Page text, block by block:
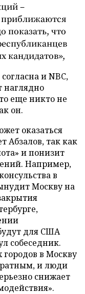
–
показать, что
кандидатов»,
и NBC,
наглядно
еще никто не
он.
оказаться
Абзалов, так как
и понизит
Например,
в
Москву на
для США
собеседник.
городов в Москву
и люди
снижает